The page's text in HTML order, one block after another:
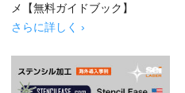
メ【無料ガイドブック】
さらに詳しく ›